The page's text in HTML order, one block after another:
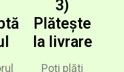
3)
Plătește
la livrare
Poți plăti